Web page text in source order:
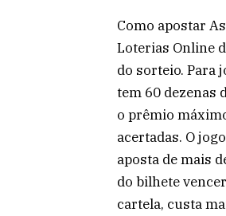
Como apostar
Loterias Online
do sorteio. Para
tem 60 dezenas
o prêmio
acertadas. O
aposta de mais
do bilhete
cartela, custa